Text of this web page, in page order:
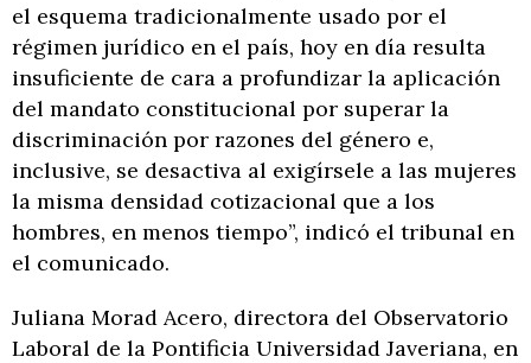
el esquema tradicionalmente usado por el
régimen jurídico en el país, hoy en día resulta
insuficiente de cara a profundizar la aplicación
del mandato constitucional por superar la
discriminación por razones del género e,
inclusive, se desactiva al exigírsele a las mujeres
la misma densidad cotizacional que a los
hombres, en menos tiempo”, indicó el tribunal en
el comunicado.
Juliana Morad Acero, directora del Observatorio
Laboral de la Pontificia Universidad Javeriana, en